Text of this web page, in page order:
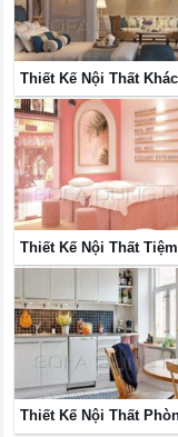
Thiết Kế Nội Thất
Thiết Kế Nội Thất
Thiết Kế Nội Thất